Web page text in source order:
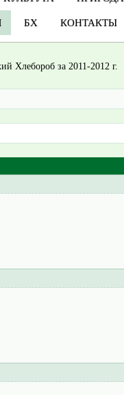
БХ КОНТАКТЫ
Хлебороб за 2011-2012 г.